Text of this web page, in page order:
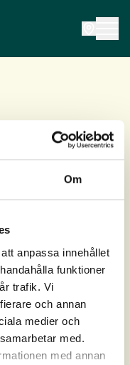
Om
anpassa innehållet
funktioner
trafik. Vi
och annan
medier och
med.
med annan
at give
Stål er et